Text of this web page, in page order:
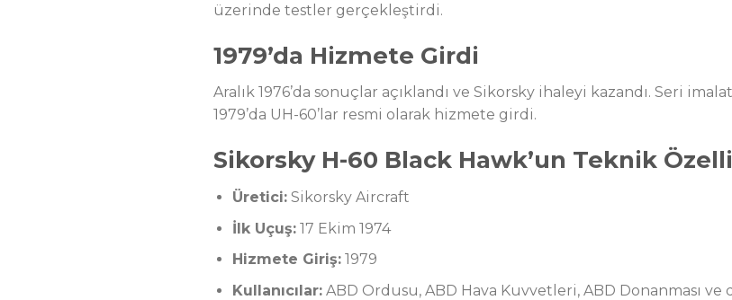
üzerinde testler gerçekleştirdi.
1979’da Hizmete Girdi
Aralık 1976’da sonuçlar açıklandı ve Sikorsky ihaleyi kazandı. Seri
1979’da UH-60’lar resmi olarak hizmete girdi.
Sikorsky H-60 Black Hawk’un Teknik
Üretici:Sikorsky Aircraft
İlk Uçuş:17 Ekim 1974
Hizmete Giriş:1979
Kullanıcılar:ABD Ordusu, ABD Hava Kuvvetleri, ABD Donanması